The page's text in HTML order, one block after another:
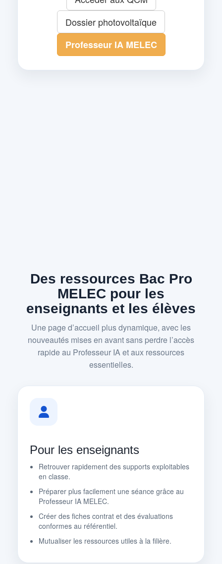
Dossier photovoltaïque
Professeur IA MELEC
Des ressources Bac Pro
MELEC pour les
enseignants et les élèves
Une page d’accueil plus dynamique, avec les
nouveautés mises en avant sans perdre l’accès
rapide au Professeur IA et aux ressources
essentielles.
Pour les enseignants
Retrouver rapidement des supports exploitables
en classe.
Préparer plus facilement une séance grâce au
Professeur IA MELEC.
Créer des fiches contrat et des évaluations
conformes au référentiel.
Mutualiser les ressources utiles à la filière.